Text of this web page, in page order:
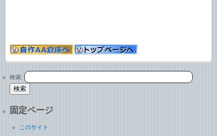
検索:
固定ページ
このサイト